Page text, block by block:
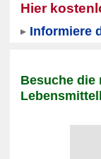
Hier
Informiere
Besuche die